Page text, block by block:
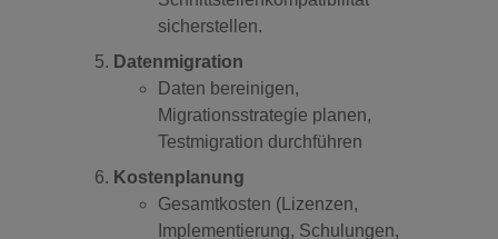
sicherstellen.
Datenmigration
Daten bereinigen,
Migrationsstrategie planen,
Testmigration durchführen
Kostenplanung
Gesamtkosten (Lizenzen,
Implementierung, Schulungen,